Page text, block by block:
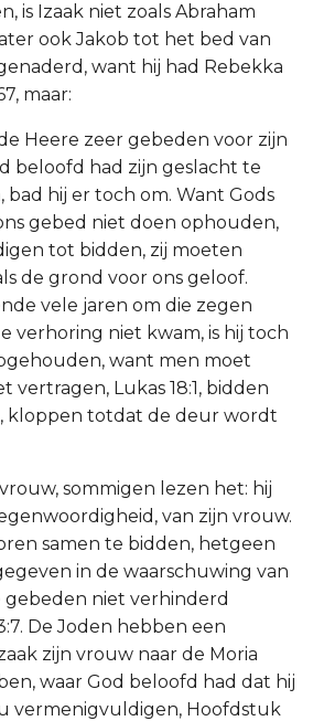
is Izaak niet zoals Abraham
ook Jakob tot het bed van
want hij had Rebekka
maar:
Heere zeer gebeden voor zijn
beloofd had zijn geslacht te
hij er toch om. Want Gods
gebed niet doen ophouden,
tot bidden, zij moeten
de grond voor ons geloof.
vele jaren om die zegen
verhoring niet kwam, is hij toch
want men moet
vertragen, Lukas 18:1, bidden
kloppen totdat de deur wordt
sommigen lezen het: hij
van zijn vrouw.
samen te bidden, hetgeen
in de waarschuwing van
gebeden niet verhinderd
De Joden hebben een
zijn vrouw naar de Moria
waar God beloofd had dat hij
vermenigvuldigen, Hoofdstuk